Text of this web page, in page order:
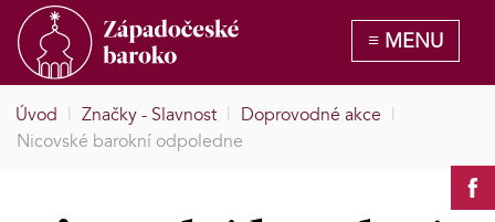
Úvod | Značky - Slavnost | Doprovodné akce |
Nicovské barokní odpoledne